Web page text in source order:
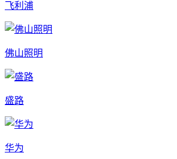
飞利浦
佛山照明
盛路
华为